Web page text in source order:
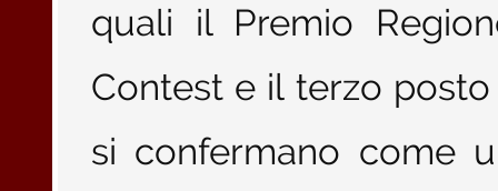
quali il Premio
Contest e il terzo
si confermano come